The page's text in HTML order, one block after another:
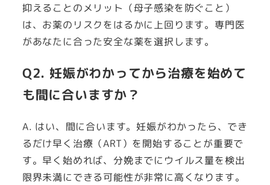
抑えることのメリット（母子感染を防ぐこと）
は、お薬のリスクをはるかに上回ります。専門医
があなたに合った安全な薬を選択します。
Q2. 妊娠がわかってから治療を始めて
も間に合いますか？
A. はい、間に合います。妊娠がわかったら、でき
るだけ早く治療（ART）を開始することが重要で
す。早く始めれば、分娩までにウイルス量を検出
限界未満にできる可能性が非常に高くなります。